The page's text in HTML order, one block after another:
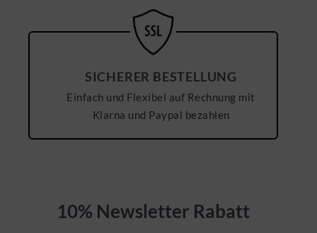
SICHERER BESTELLUNG
Einfach und Flexibel auf Rechnung mit
Klarna und Paypal bezahlen
10% Newsletter Rabatt